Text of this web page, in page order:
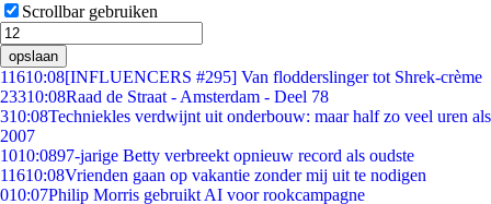
Scrollbar gebruiken
opslaan
11610:08[INFLUENCERS #295] Van flodderslinger tot Shrek-crème
23310:08Raad de Straat - Amsterdam - Deel 78
310:08Techniekles verdwijnt uit onderbouw: maar half zo veel uren als
2007
1010:0897-jarige Betty verbreekt opnieuw record als oudste
11610:08Vrienden gaan op vakantie zonder mij uit te nodigen
010:07Philip Morris gebruikt AI voor rookcampagne